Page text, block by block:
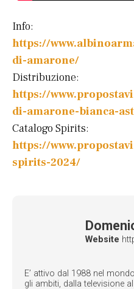
Info:
https://
di-amarone/
Distribuzione:
https://
di-amarone-bianca-
Catalogo Spirits:
https://
spirits-2024/
Website
E’ attivo dal 1988 nel
gli ambiti, dalla televisione